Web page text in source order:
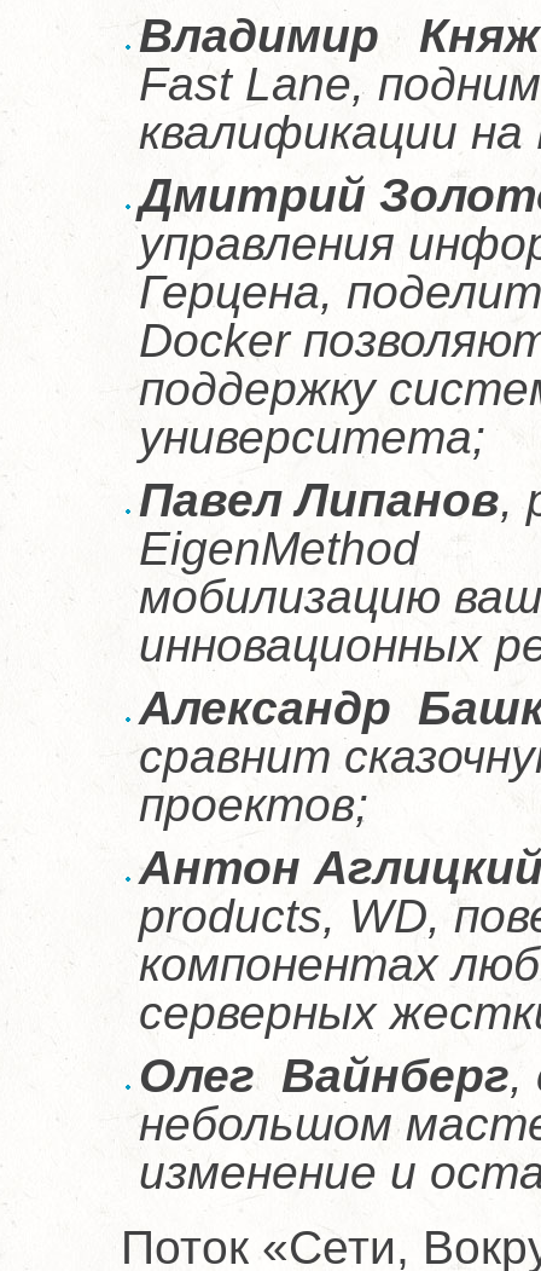
Владимир
Fast Lane,
квалификации
Дмитрий
управления
Герцена,
Docker
поддержку
университета;
Павел Липанов,
EigenMethod ,
мобилизацию
инновационных
Александр
сравнит
проектов;
Антон
products, WD,
компонентах
серверных
Олег Вайнберг,
небольшом
изменение и
Поток «Сети,